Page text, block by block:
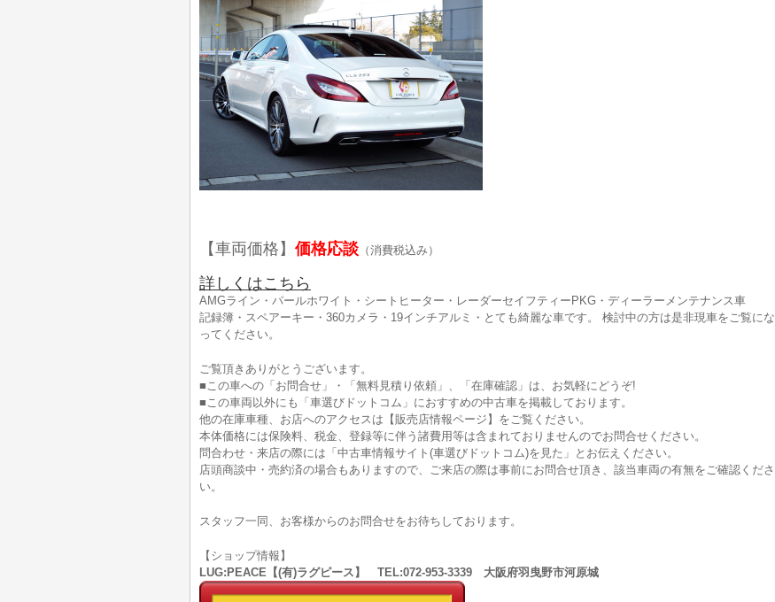
【車両価格】 価格応談 （消費税込み）
詳しくはこちら
AMGライン・パールホワイト・シートヒーター・レーダーセイフティーPKG・ディーラーメンテナンス車
記録簿・スペアーキー・360カメラ・19インチアルミ・とても綺麗な車です。 検討中の方は是非現車をご覧にな
ってください。
ご覧頂きありがとうございます。
■この車への「お問合せ」・「無料見積り依頼」、「在庫確認」は、お気軽にどうぞ!
■この車両以外にも「車選びドットコム」におすすめの中古車を掲載しております。
他の在庫車種、お店へのアクセスは【販売店情報ページ】をご覧ください。
本体価格には保険料、税金、登録等に伴う諸費用等は含まれておりませんのでお問合せください。
問合わせ・来店の際には「中古車情報サイト(車選びドットコム)を見た」とお伝えください。
店頭商談中・売約済の場合もありますので、ご来店の際は事前にお問合せ頂き、該当車両の有無をご確認くださ
い。
スタッフ一同、お客様からのお問合せをお待ちしております。
【ショップ情報】
LUG:PEACE【(有)ラグピース】 TEL:072-953-3339 大阪府羽曳野市河原城